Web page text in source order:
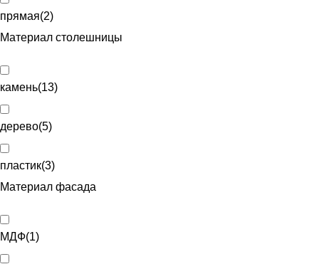
прямая(2)
Материал столешницы
камень(13)
дерево(5)
пластик(3)
Материал фасада
МДФ(1)